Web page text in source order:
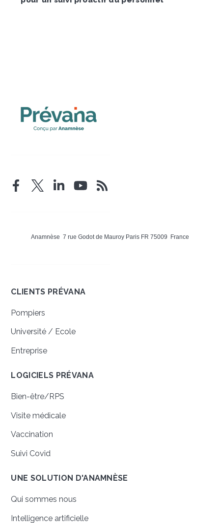
Anamnèse 7 rue Godot de Mauroy Paris FR 75009 France
CLIENTS PRÉVANA
Pompiers
Université / Ecole
Entreprise
LOGICIELS PRÉVANA
Bien-être/RPS
Visite médicale
Vaccination
Suivi Covid
UNE SOLUTION D'ANAMNÈSE
Qui sommes nous
Intelligence artificielle